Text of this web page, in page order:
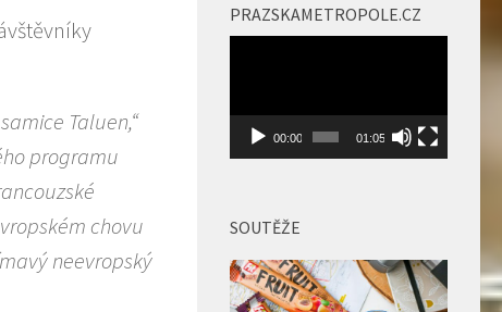
Taluen,“
programu
chovu
neevropský
PRAZSKAMETROPOLE.CZ
00:00 01:05
SOUTĚŽE